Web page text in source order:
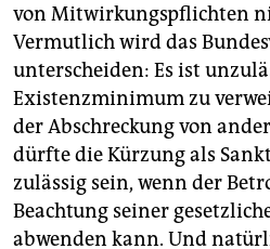
von Mitwirkungspflichten
Vermutlich wird das
unterscheiden: Es ist
Existenzminimum zu
der Abschreckung von
dürfte die Kürzung als
zulässig sein, wenn der
Beachtung seiner
abwenden kann. Und